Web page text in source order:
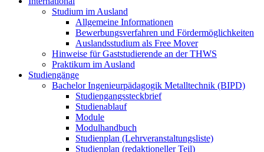
Studium im Ausland
Allgemeine Informationen
Bewerbungsverfahren und Fördermöglichkeiten
Auslandsstudium als Free Mover
Hinweise für Gaststudierende an der THWS
Praktikum im Ausland
Studiengänge
Bachelor Ingenieurpädagogik Metalltechnik (BIPD)
Studiengangssteckbrief
Studienablauf
Module
Modulhandbuch
Studienplan (Lehrveranstaltungsliste)
Studienplan (redaktioneller Teil)